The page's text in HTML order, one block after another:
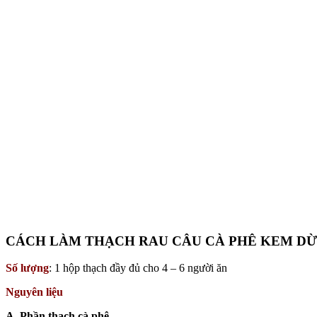
CÁCH LÀM THẠCH RAU CÂU CÀ PHÊ KEM
Số lượng: 1 hộp thạch đầy đủ cho 4 – 6 người ăn
Nguyên liệu